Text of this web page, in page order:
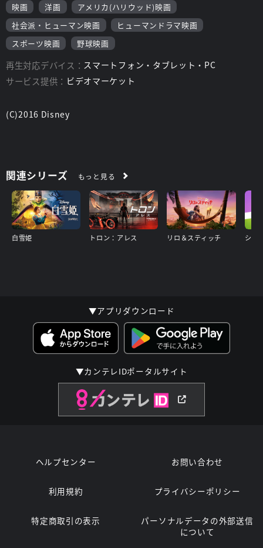
映画 洋画
アメリカ(ハリウッド)映画
社会派・ヒューマン映画
ヒューマンドラマ映画
スポーツ映画
野球映画
再生対応デバイス： スマートフォン・タブレット・PC
サービス提供： ビデオマーケット
(C)2016 Disney
関連シリーズ もっと見る
白雪姫 トロン：アレス リロ＆スティッチ
▼アプリダウンロード
▼カンテレIDポータルサイト
ヘルプセンター お問い合わせ
利用規約 プライバシーポリシー
特定商取引の表示
パーソナルデータの外部送信
について